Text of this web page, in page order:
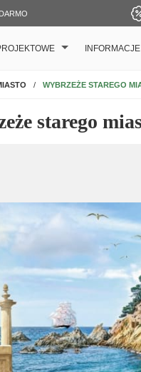
INFORMACJE
WYBRZEŻE STAREGO
starego